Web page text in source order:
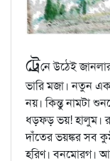
ট্রেনে উঠেই
ভারি মজা। নতুন এক
নয়। কিন্তু নামটা
ধড়ফড় ভয়! হালুম।
দাঁতের ভয়ঙ্কর সব
হরিণ। বনমোরগ।